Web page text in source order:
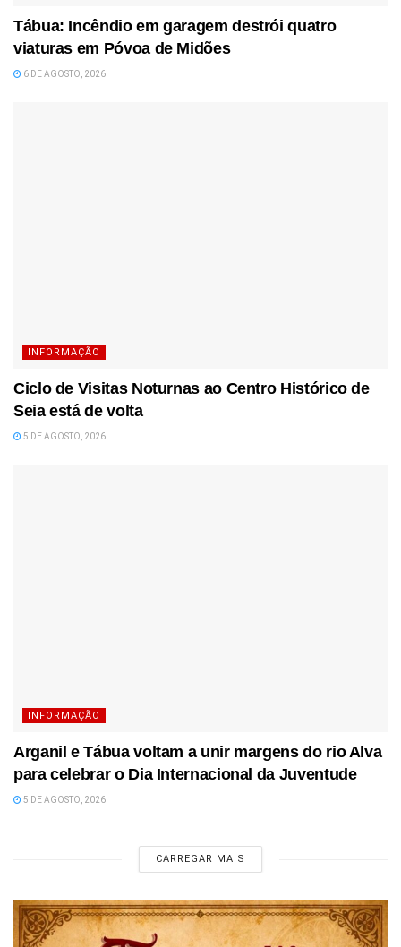
Tábua: Incêndio em garagem destrói quatro
viaturas em Póvoa de Midões
6 DE AGOSTO, 2026
INFORMAÇÃO
Ciclo de Visitas Noturnas ao Centro Histórico de
Seia está de volta
5 DE AGOSTO, 2026
INFORMAÇÃO
Arganil e Tábua voltam a unir margens do rio Alva
para celebrar o Dia Internacional da Juventude
5 DE AGOSTO, 2026
CARREGAR MAIS